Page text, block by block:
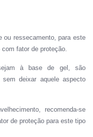
ou ressecamento, para este
com fator de proteção.
à base de gel,
são
sem deixar aqueleaspecto
,
recomenda-se
de proteção para este tipo